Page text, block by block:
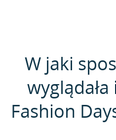
W jaki
Fashion